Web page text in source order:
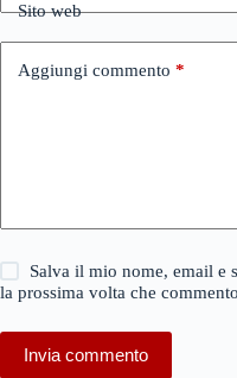
Sito web
Aggiungi commento *
Salva il mio nome, email e
la prossima volta che
Invia commento